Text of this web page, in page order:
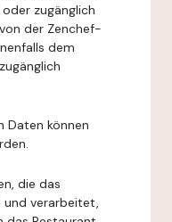
zugänglich
der Zenchef-
dem
Daten können
die das
und verarbeitet,